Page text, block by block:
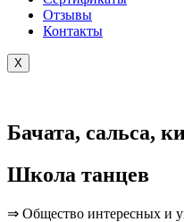
Отзывы
Контакты
X
Бачата, сальса,
Школа танцев
⇒ Общество интересных и